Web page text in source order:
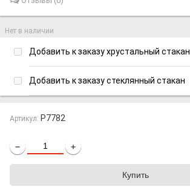
Нет в наличии
Добавить к заказу хрустальный стакан
Добавить к заказу стеклянный стакан
Артикул: P7782
− +